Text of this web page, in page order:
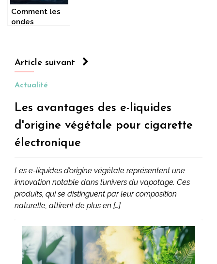
Comment les
ondes
créativité ?
Article suivant
Actualité
Les avantages des e-liquides
d'origine végétale pour cigarette
électronique
Les e-liquides d’origine végétale représentent une
innovation notable dans l’univers du vapotage. Ces
produits, qui se distinguent par leur composition
naturelle, attirent de plus en […]